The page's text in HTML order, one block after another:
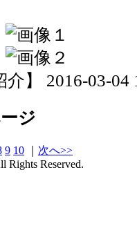
介】 2016-03-04
ジ
9 10
次へ>>
Rights Reserved.